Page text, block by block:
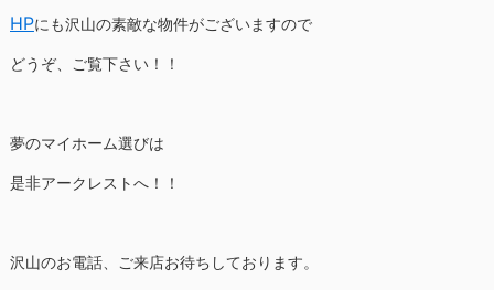
HPにも沢山の素敵な物件がございますので
どうぞ、ご覧下さい！！
夢のマイホーム選びは
是非アークレストへ！！
沢山のお電話、ご来店お待ちしております。